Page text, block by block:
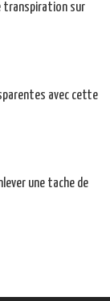
transpiration sur
avec cette
une tache de